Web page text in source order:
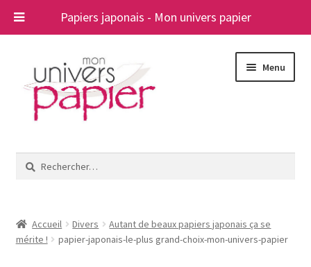
Papiers japonais - Mon univers papier
navigation
contenu
Menu
le
A propos
Rechercher :
Accueil Divers
Autant de beaux papiers japonais ça se
mérite !
papier-japonais-le-plus grand-choix-mon-univers-papier